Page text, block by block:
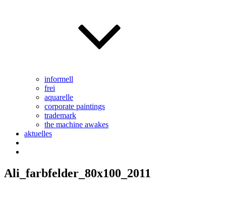
informell
frei
aquarelle
corporate paintings
trademark
the machine awakes
aktuelles
Ali_farbfelder_80x100_2011